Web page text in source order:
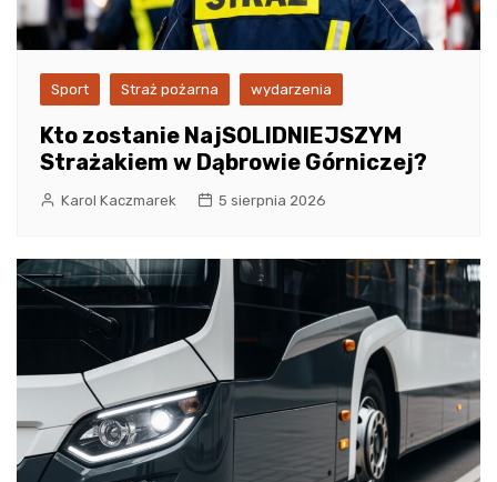
Sport Straż pożarna wydarzenia
Kto zostanie NajSOLIDNIEJSZYM
Strażakiem w Dąbrowie Górniczej?
Karol Kaczmarek 5 sierpnia 2026